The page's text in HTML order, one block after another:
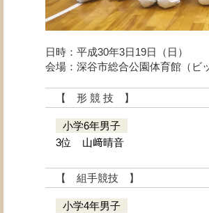
日時：平成30年3日19日（日）
会場：深谷市総合公園体育館（ビ
【 形 競 技 】
小学6年男子
3位 山﨑晴音
【 組手競技 】
小学4年男子